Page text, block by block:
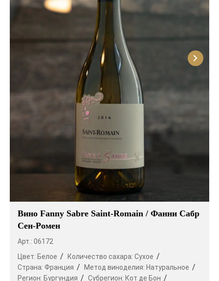
Вино Fanny Sabre Saint-Romain / Фанни Сабр
Сен-Ромен
Арт.: 06172
Цвет: Белое Количество сахара: Сухое
Страна: Франция Метод виноделия: Натуральное
Регион: Бургундия Субрегион: Кот де Бон